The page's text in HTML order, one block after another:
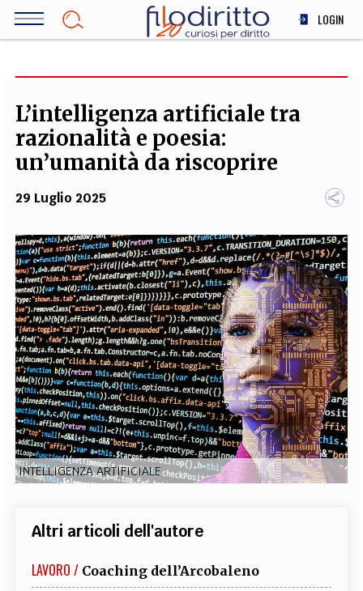
Salta
LOGIN
SOCIETÀ
MEDICINA
SCIENZA
STORIA E FILOSOFIA
TEAM
FILODIRITTO REDAZIONE COMITATO SCIENTIFICO AUTORI CURATORI
FOTOGRAFI PARTNER COLLABORA CON NOI
EXTRA
CODICI RUBRICHE LIBRI PROCEEDINGS PUBBLICITÀ CONTATTI
SOCIAL MEDIA
L’intelligenza artificiale tra
razionalità e poesia:
un’umanità da riscoprire
29 Luglio 2025
INTELLIGENZA ARTIFICIALE
Altri articoli dell'autore
LAVORO / Coaching dell’Arcobaleno